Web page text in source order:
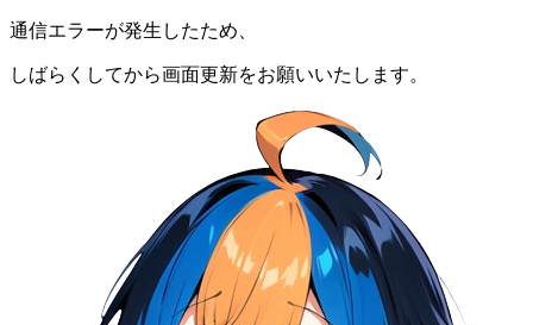
通信エラーが発生したため、
しばらくしてから画面更新をお願いいたします。